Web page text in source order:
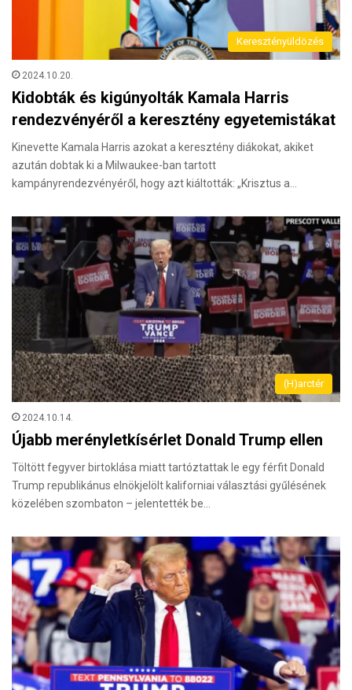
Keresztényüldözés
2024.10.20.
Kidobták és kigúnyolták Kamala Harris
rendezvényéről a keresztény egyetemistákat
Kinevette Kamala Harris azokat a keresztény diákokat, akiket
azután dobtak ki a Milwaukee-ban tartott
kampányrendezvényéről, hogy azt kiáltották: „Krisztus a…
(H)arctér
2024.10.14.
Újabb merényletkísérlet Donald Trump ellen
Töltött fegyver birtoklása miatt tartóztattak le egy férfit Donald
Trump republikánus elnökjelölt kaliforniai választási gyűlésének
közelében szombaton – jelentették be…